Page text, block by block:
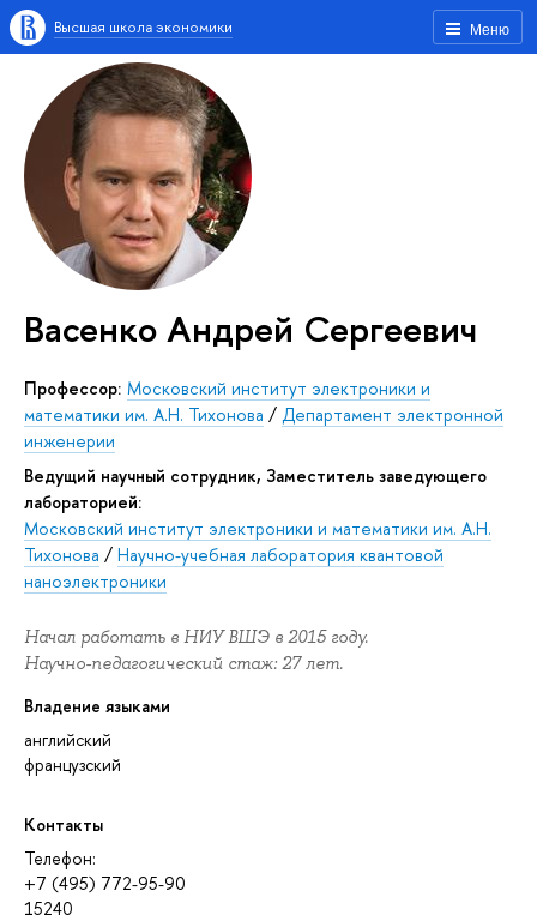
Меню
Высшая школа экономики
Васенко Андрей Сергеевич
Профессор: Московский институт электроники и
математики им. А.Н. Тихонова / Департамент электронной
инженерии
Ведущий научный сотрудник, Заместитель заведующего
лабораторией:
Московский институт электроники и математики им. А.Н.
Тихонова / Научно-учебная лаборатория квантовой
наноэлектроники
Начал работать в НИУ ВШЭ в 2015 году.
Научно-педагогический стаж: 27 лет.
Владение языками
английский
французский
Контакты
Телефон:
+7 (495) 772-95-90
15240